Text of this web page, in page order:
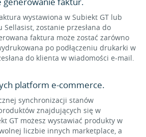
wystawiona w Subiekt GT lub
zostanie przesłana do
faktura może zostać zarówno
po podłączeniu drukarki w
do klienta w wiadomości e-mail.
platform e-commerce.
synchronizacji stanów
znajdujących się w
GT możesz wystawiać produkty w
liczbie innych marketplace, a